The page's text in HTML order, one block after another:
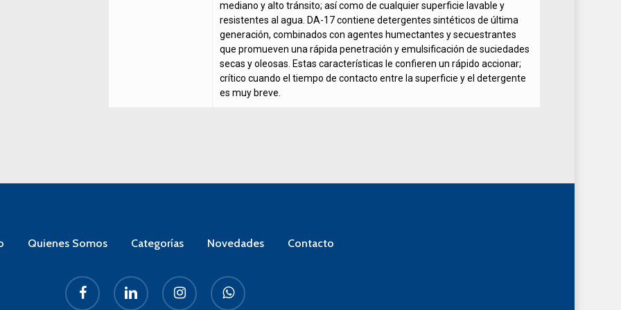
mediano y alto tránsito; así como de cualquier superficie lavable y
resistentes al agua. DA-17 contiene detergentes sintéticos de última
generación, combinados con agentes humectantes y secuestrantes
que promueven una rápida penetración y emulsificación de suciedades
secas y oleosas. Estas características le confieren un rápido accionar;
crítico cuando el tiempo de contacto entre la superficie y el detergente
es muy breve.
Quienes Somos Categorías Novedades Contacto
facebook linkedin instagram whatsapp